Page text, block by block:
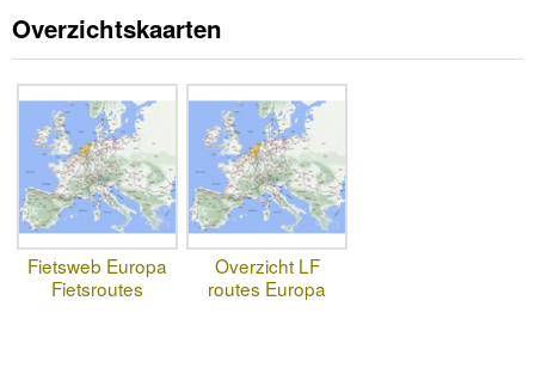
Overzichtskaarten
Fietsweb Europa
Fietsroutes
Overzicht LF
routes Europa